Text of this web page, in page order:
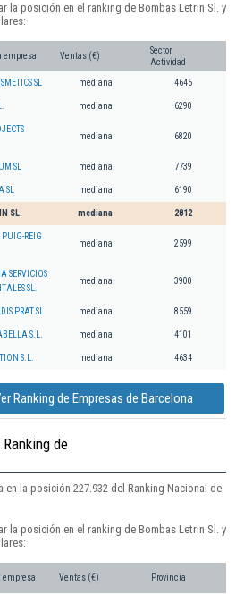
la posición en el ranking de Bombas Letrin Sl. y
empresa Ventas (€)
Sector
Actividad
SL mediana 4645
mediana 6290
mediana 6820
SL mediana 7739
SL mediana 6190
SL. mediana 2812
REIG
mediana 2599
SERVICIOS
SL.
mediana 3900
PRAT SL mediana 8559
S.L. mediana 4101
S.L. mediana 4634
Ranking de Empresas de Barcelona
de
en la posición 227.932 del Ranking Nacional de
la posición en el ranking de Bombas Letrin Sl. y
empresa Ventas (€) Provincia